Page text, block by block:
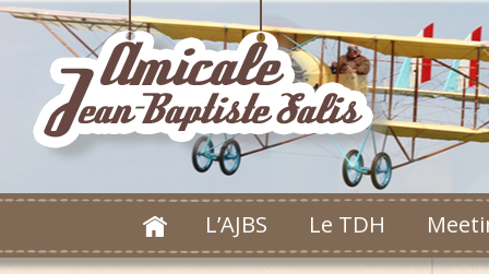
L’AJBS Le TDH